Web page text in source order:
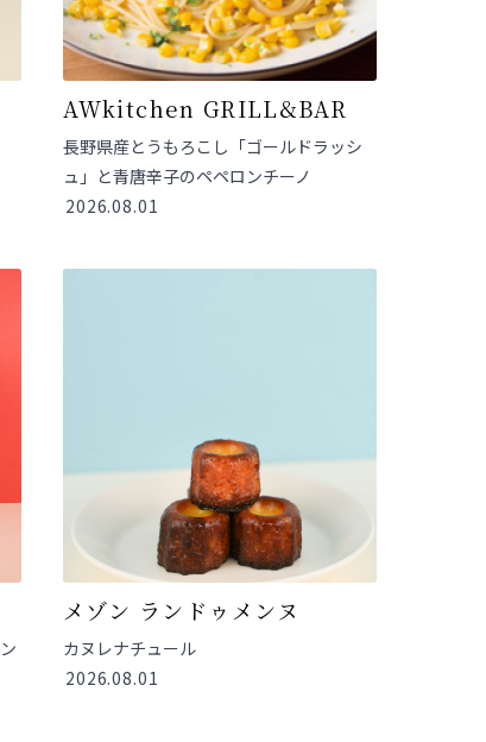
AWkitchen GRILL&BAR
長野県産とうもろこし「ゴールドラッシ
ュ」と青唐辛子のペペロンチーノ
2026.08.01
メゾン ランドゥメンヌ
カヌレナチュール
2026.08.01